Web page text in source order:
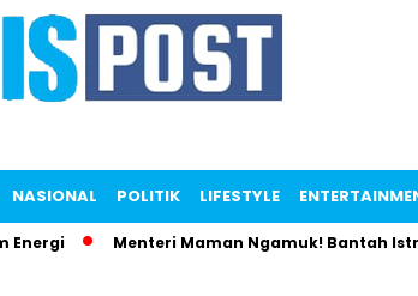
NASIONAL POLITIK LIFESTYLE
Menteri Maman Ngamuk! Bantah Istri